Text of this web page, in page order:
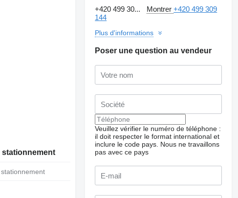
stationnement
stationnement
+420 499 30... Montrer+420 499 309
144
Plus d'informations
Poser une question au vendeur
Veuillez vérifier le numéro de téléphone :
il doit respecter le format international et
inclure le code pays. Nous ne travaillons
pas avec ce pays